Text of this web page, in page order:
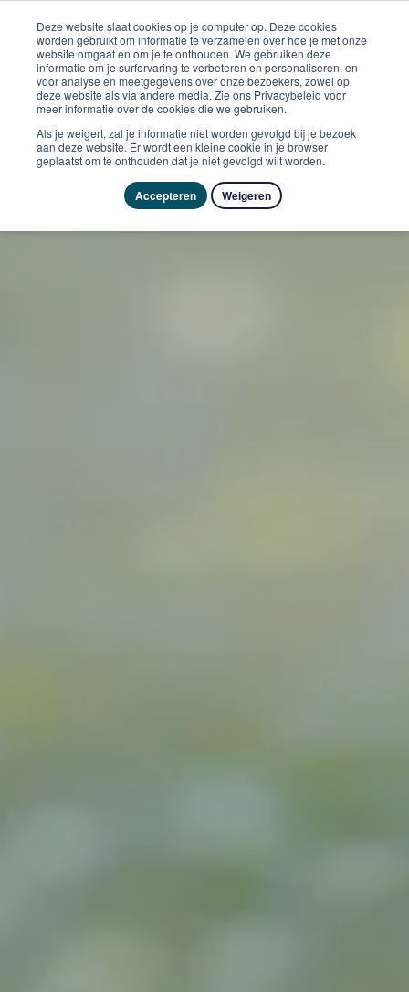
Deze website slaat cookies op je computer op. Deze cookies
worden gebruikt om informatie te verzamelen over hoe je met onze
website omgaat en om je te onthouden. We gebruiken deze
informatie om je surfervaring te verbeteren en personaliseren, en
voor analyse en meetgegevens over onze bezoekers, zowel op
deze website als via andere media. Zie ons Privacybeleid voor
meer informatie over de cookies die we gebruiken.
Als je weigert, zal je informatie niet worden gevolgd bij je bezoek
aan deze website. Er wordt een kleine cookie in je browser
geplaatst om te onthouden dat je niet gevolgd wilt worden.
Accepteren Weigeren